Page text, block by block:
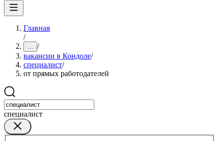
Главная
/
... /
вакансии в Кондоле/
специалист/
от прямых работодателей
специалист